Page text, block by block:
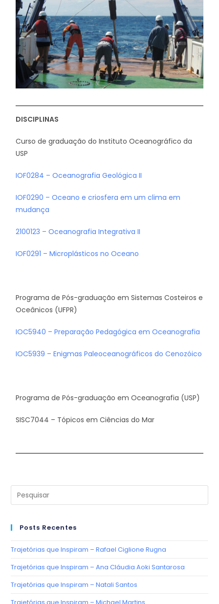
DISCIPLINAS
Curso de graduação do Instituto Oceanográfico da
USP
IOF0284 – Oceanografia Geológica II
IOF0290 – Oceano e criosfera em um clima em
mudança
2100123 – Oceanografia Integrativa II
IOF0291 – Microplásticos no Oceano
Programa de Pós-graduação em Sistemas Costeiros e
Oceânicos (UFPR)
IOC5940 – Preparação Pedagógica em Oceanografia
IOC5939 – Enigmas Paleoceanográficos do Cenozóico
Programa de Pós-graduação em Oceanografia (USP)
SISC7044 – Tópicos em Ciências do Mar
Posts Recentes
Trajetórias que Inspiram – Rafael Ciglione Rugna
Trajetórias que Inspiram – Ana Cláudia Aoki Santarosa
Trajetórias que Inspiram – Natali Santos